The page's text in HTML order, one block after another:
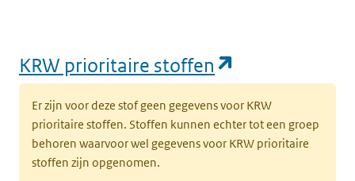
KRW prioritaire stoffen
Er zijn voor deze stof geen gegevens voor KRW
prioritaire stoffen. Stoffen kunnen echter tot een groep
behoren waarvoor wel gegevens voor KRW prioritaire
stoffen zijn opgenomen.